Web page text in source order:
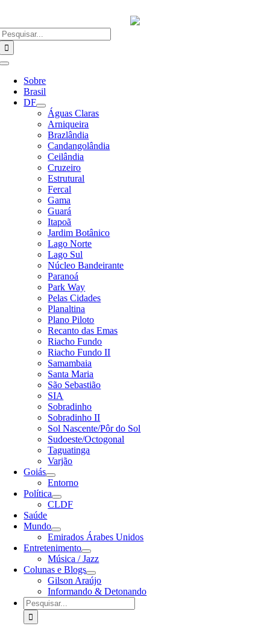
o
conteúdo
Alternar
Navegação
Sobre
Brasil
DF
Águas Claras
Arniqueira
Brazlândia
Candangolândia
Ceilândia
Cruzeiro
Estrutural
Fercal
Gama
Guará
Itapoã
Jardim Botânico
Lago Norte
Lago Sul
Núcleo Bandeirante
Paranoá
Park Way
Pelas Cidades
Planaltina
Plano Piloto
Recanto das Emas
Riacho Fundo
Riacho Fundo II
Samambaia
Santa Maria
São Sebastião
SIA
Sobradinho
Sobradinho II
Sol Nascente/Pôr do Sol
Sudoeste/Octogonal
Taguatinga
Varjão
Goiás
Entorno
Política
CLDF
Saúde
Mundo
Emirados Árabes Unidos
Entretenimento
Música / Jazz
Colunas e Blogs
Gilson Araújo
Informando & Detonando
Buscar
resultados
para: